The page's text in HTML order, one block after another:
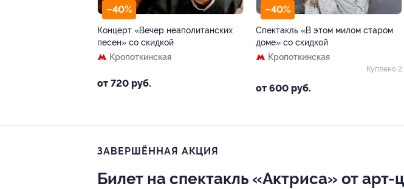
–40%
Концерт «Вечер неаполитанских
песен» со скидкой
Кропоткинская
от 720 руб.
–40%
Спектакль «В этом милом старом
доме» со скидкой
Кропоткинская
от 600 руб.
Куплено 2
ЗАВЕРШЁННАЯ АКЦИЯ
Билет на спектакль «Актриса» от